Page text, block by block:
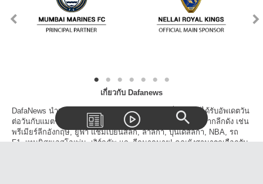
เกี่ยวกับ Dafanews
DafaNews นำเสนอข่าวเด่นข่าวดังทุกวงการกีฬาเพื่อให้คุณได้รับอัพเดตวัน
ต่อวันกับแมตช์, สกอร์, ตารางแข่งขัน และเรื่องราวน่าสนใจจากลีกดัง เช่น
พรีเมียร์ลีกอังกฤษ, ยูฟ่า แชมเปี้ยนส์ลีก, ลาลีก้า, บุนเดสลีก้า, NBA, รถ
F1, เทนนิสยูเอสโอเพ่น, เวิร์ลคัพ และอีกมากมาย! คุณยังสามารถเลือกรับ